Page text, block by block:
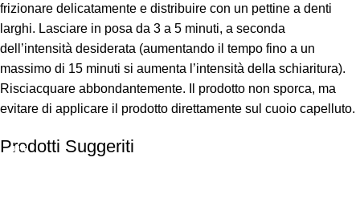
frizionare delicatamente e distribuire con un pettine a denti
larghi. Lasciare in posa da 3 a 5 minuti, a seconda
dell’intensità desiderata (aumentando il tempo fino a un
massimo di 15 minuti si aumenta l’intensità della schiaritura).
Risciacquare abbondantemente. Il prodotto non sporca, ma
evitare di applicare il prodotto direttamente sul cuoio capelluto.
Prodotti Suggeriti
-50%
-50%
-50%
-32%
-27%